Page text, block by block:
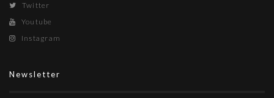
Twitter
Youtube
Instagram
Newsletter